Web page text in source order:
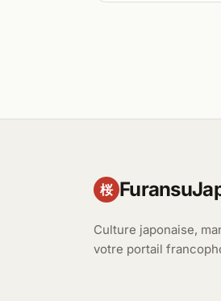
桜
Culture japonaise,
votre portail